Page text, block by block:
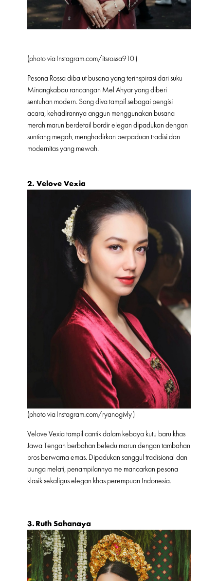
(photo via Instagram.com/itsrossa910)
Pesona Rossa dibalut busana yang terinspirasi dari suku
Minangkabau rancangan Mel Ahyar yang diberi
sentuhan modern. Sang diva tampil sebagai pengisi
acara, kehadirannya anggun menggunakan busana
merah marun berdetail bordir elegan dipadukan dengan
suntiang megah, menghadirkan perpaduan tradisi dan
modernitas yang mewah.
2. Velove Vexia
(photo via Instagram.com/ryanogivly)
Velove Vexia tampil cantik dalam kebaya kutu baru khas
Jawa Tengah berbahan beledu marun dengan tambahan
bros berwarna emas. Dipadukan sanggul tradisional dan
bunga melati, penampilannya me mancarkan pesona
klasik sekaligus elegan khas perempuan Indonesia.
3. Ruth Sahanaya